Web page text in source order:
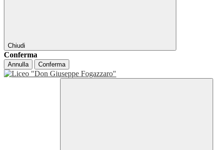
Chiudi
Conferma
Annulla Conferma